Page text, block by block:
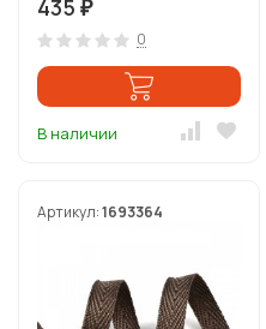
435 ₽
0
В наличии
Артикул:1693364